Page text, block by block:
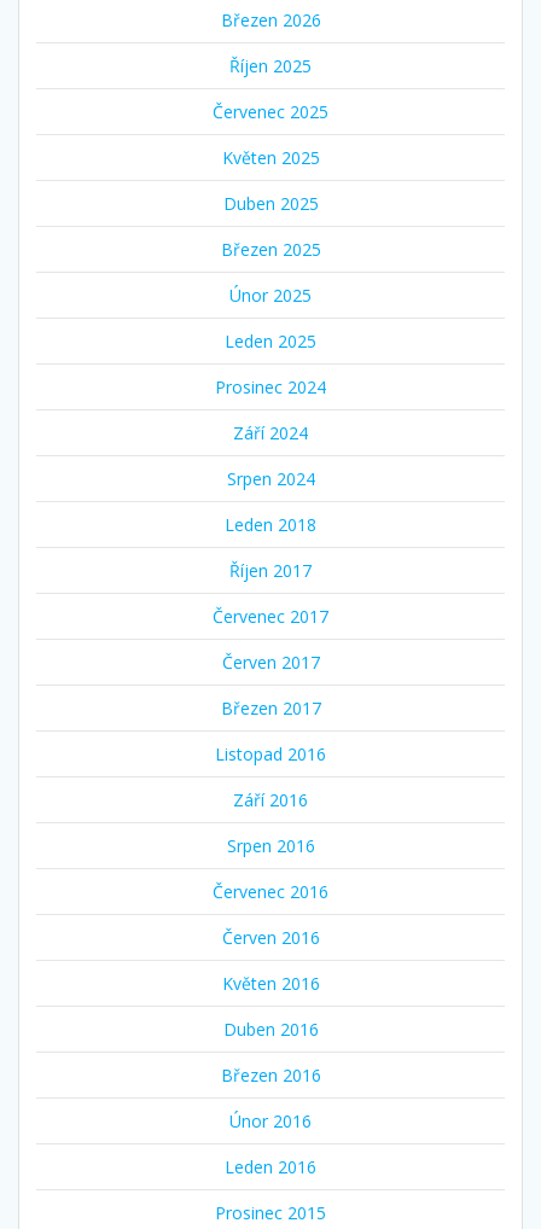
Březen 2026
Říjen 2025
Červenec 2025
Květen 2025
Duben 2025
Březen 2025
Únor 2025
Leden 2025
Prosinec 2024
Září 2024
Srpen 2024
Leden 2018
Říjen 2017
Červenec 2017
Červen 2017
Březen 2017
Listopad 2016
Září 2016
Srpen 2016
Červenec 2016
Červen 2016
Květen 2016
Duben 2016
Březen 2016
Únor 2016
Leden 2016
Prosinec 2015